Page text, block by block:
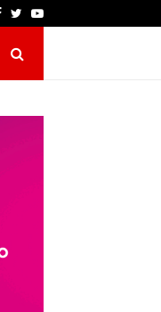
Facebook
TwitterYoutube